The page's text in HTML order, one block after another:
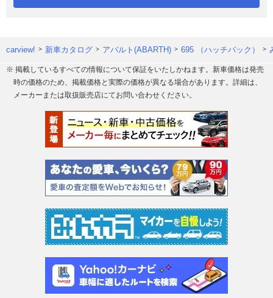
carview! 新車カタログ アバルト(ABARTH) 695 （ハッチバック）
※ 掲載しているすべての情報について保証をいたしかねます。新車価格は発売
時の価格のため、掲載価格と実際の価格が異なる場合があります。詳細は、
メーカーまたは取扱販売店にてお問い合わせください。